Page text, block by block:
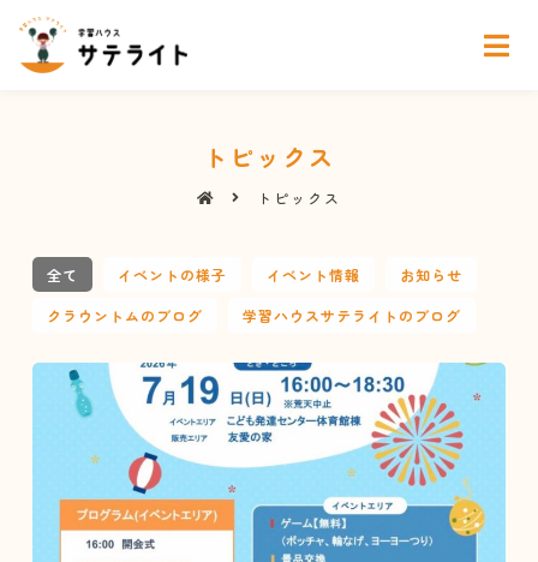
トピックス
トピックス
全て イベントの様子 イベント情報
お知らせ
クラウントムのブログ
学習ハウスサテライトのブログ